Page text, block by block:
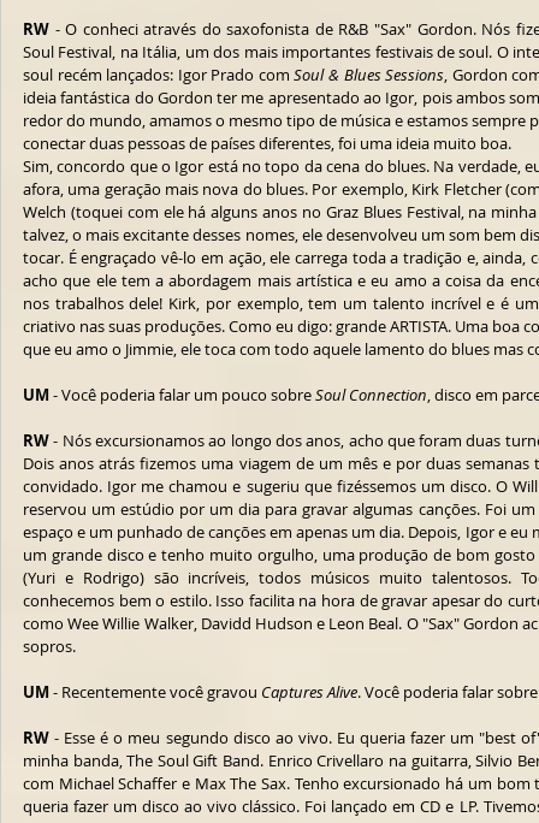
RW - O conheci através do saxofonista de R&B "Sax" Gordon. Nós
Soul Festival, na Itália, um dos mais importantes festivais de soul. O
soul recém lançados: Igor Prado com Soul & Blues Sessions, Gordon
ideia fantástica do Gordon ter me apresentado ao Igor, pois ambos
redor do mundo, amamos o mesmo tipo de música e estamos sempre
conectar duas pessoas de países diferentes, foi uma ideia muito boa.
Sim, concordo que o Igor está no topo da cena do blues. Na verdade,
afora, uma geração mais nova do blues. Por exemplo, Kirk Fletcher
Welch (toquei com ele há alguns anos no Graz Blues Festival, na
talvez, o mais excitante desses nomes, ele desenvolveu um som bem
tocar. É engraçado vê-lo em ação, ele carrega toda a tradição e,
acho que ele tem a abordagem mais artística e eu amo a coisa da
nos trabalhos dele! Kirk, por exemplo, tem um talento incrível e é
criativo nas suas produções. Como eu digo: grande ARTISTA. Uma boa
que eu amo o Jimmie, ele toca com todo aquele lamento do blues mas
UM - Você poderia falar um pouco sobre Soul Connection, disco em
RW - Nós excursionamos ao longo dos anos, acho que foram duas
Dois anos atrás fizemos uma viagem de um mês e por duas
convidado. Igor me chamou e sugeriu que fizéssemos um disco. O
reservou um estúdio por um dia para gravar algumas canções. Foi
espaço e um punhado de canções em apenas um dia. Depois, Igor e eu
um grande disco e tenho muito orgulho, uma produção de bom
(Yuri e Rodrigo) são incríveis, todos músicos muito talentosos.
conhecemos bem o estilo. Isso facilita na hora de gravar apesar do
como Wee Willie Walker, Davidd Hudson e Leon Beal. O "Sax" Gordon
sopros.
UM - Recentemente você gravou Captures Alive. Você poderia falar
RW - Esse é o meu segundo disco ao vivo. Eu queria fazer um "best
minha banda, The Soul Gift Band. Enrico Crivellaro na guitarra, Silvio
com Michael Schaffer e Max The Sax. Tenho excursionado há um
queria fazer um disco ao vivo clássico. Foi lançado em CD e LP.